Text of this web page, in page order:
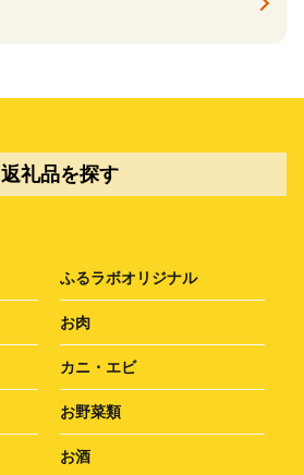
返礼品を探す
ふるラボオリジナル
お肉
カニ・エビ
お野菜類
お酒